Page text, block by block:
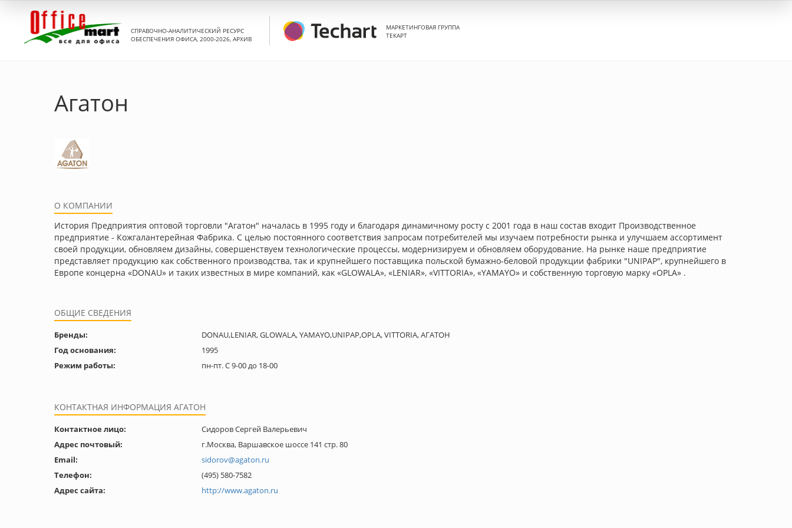
СПРАВОЧНО-АНАЛИТИЧЕСКИЙ РЕСУРС
ОБЕСПЕЧЕНИЯ ОФИСА, 2000-2026, АРХИВ
МАРКЕТИНГОВАЯ ГРУППА
ТЕКАРТ
Агатон
О КОМПАНИИ
История Предприятия оптовой торговли "Агатон" началась в 1995 году и благодаря динамичному росту с 2001 года в наш состав входит Производственное
предприятие - Кожгалантерейная Фабрика. С целью постоянного соответствия запросам потребителей мы изучаем потребности рынка и улучшаем ассортимент
своей продукции, обновляем дизайны, совершенствуем технологические процессы, модернизируем и обновляем оборудование. На рынке наше предприятие
представляет продукцию как собственного производства, так и крупнейшего поставщика польской бумажно-беловой продукции фабрики "UNIPAP", крупнейшего в
Европе концерна «DONAU» и таких известных в мире компаний, как «GLOWALA», «LENIAR», «VITTORIA», «YAMAYO» и собственную торговую марку «OPLA» .
ОБЩИЕ СВЕДЕНИЯ
Бренды:
DONAU,LENIAR, GLOWALA, YAMAYO,UNIPAP,OPLA, VITTORIA, АГАТОН
Год основания:
1995
Режим работы:
пн-пт. С 9-00 до 18-00
КОНТАКТНАЯ ИНФОРМАЦИЯ АГАТОН
Контактное лицо:
Сидоров Сергей Валерьевич
Адрес почтовый:
г.Москва, Варшавское шоссе 141 стр. 80
Email:
sidorov@agaton.ru
Телефон:
(495) 580-7582
Адрес сайта:
http://www.agaton.ru